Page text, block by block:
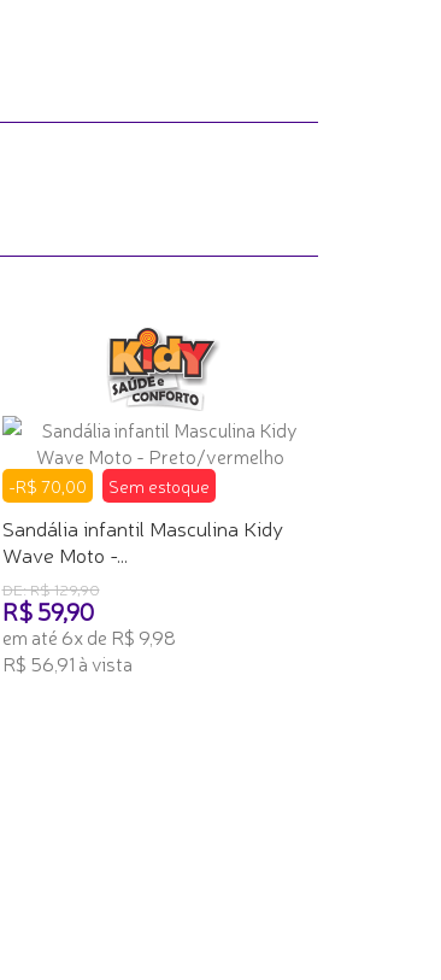
-R$ 70,00 Sem estoque
Sandália infantil Masculina Kidy
Wave Moto -...
DE: R$ 129,90
R$ 59,90
em até 6x de R$ 9,98
R$ 56,91 à vista